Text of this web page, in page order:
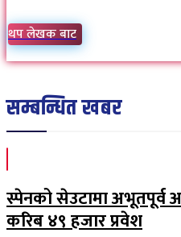
थप लेखक बाट
सम्बन्धित खबर
स्पेनको सेउटामा अभूतपूर्व
करिब ४९ हजार प्रवेश